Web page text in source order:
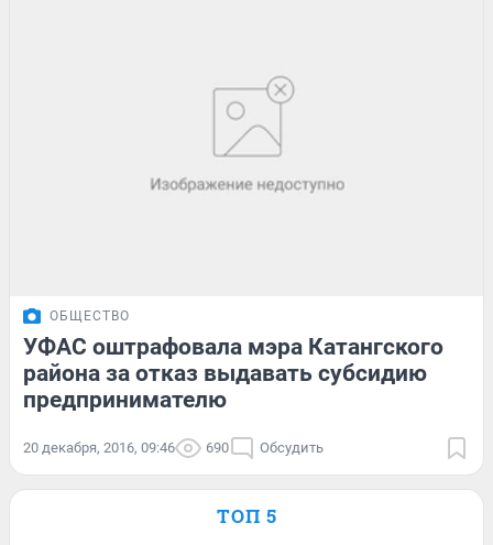
ОБЩЕСТВО
УФАС оштрафовала мэра Катангского
района за отказ выдавать субсидию
предпринимателю
20 декабря, 2016, 09:46 690 Обсудить
ТОП 5